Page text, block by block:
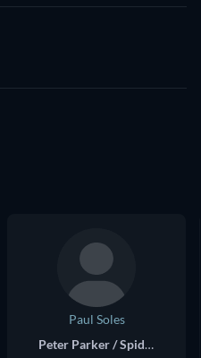
Paul Soles
Peter Parker / Spider-Man (voice)